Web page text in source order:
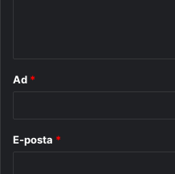
Ad *
E-posta *